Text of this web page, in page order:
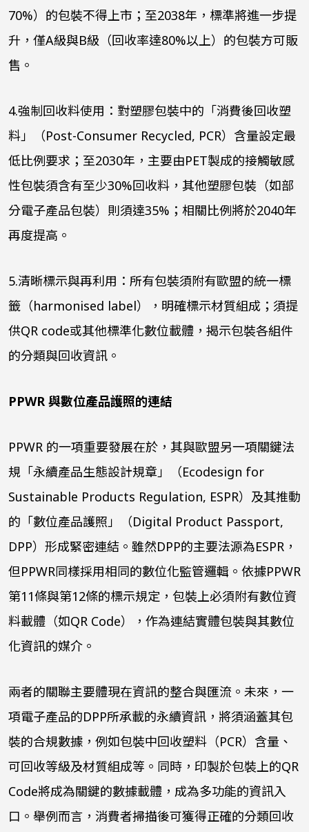
70%）的包裝不得上市；至2038年，標準將進一步提
升，僅A級與B級（回收率達80%以上）的包裝方可販
售。
4.強制回收料使用：對塑膠包裝中的「消費後回收塑
料」（Post-Consumer Recycled, PCR）含量設定最
低比例要求；至2030年，主要由PET製成的接觸敏感
性包裝須含有至少30%回收料，其他塑膠包裝（如部
分電子產品包裝）則須達35% ；相關比例將於2040年
再度提高。
5.清晰標示與再利用：所有包裝須附有歐盟的統一標
籤（harmonised label），明確標示材質組成；須提
供QR code或其他標準化數位載體，揭示包裝各組件
的分類與回收資訊。
PPWR 與數位產品護照的連結
PPWR 的一項重要發展在於，其與歐盟另一項關鍵法
規「永續產品生態設計規章」（Ecodesign for
Sustainable Products Regulation, ESPR）及其推動
的「數位產品護照」（Digital Product Passport,
DPP）形成緊密連結。雖然DPP的主要法源為ESPR ，
但PPWR同樣採用相同的數位化監管邏輯。依據PPWR
第11條與第12條的標示規定，包裝上必須附有數位資
料載體（如QR Code），作為連結實體包裝與其數位
化資訊的媒介。
兩者的關聯主要體現在資訊的整合與匯流。未來，一
項電子產品的DPP所承載的永續資訊，將須涵蓋其包
裝的合規數據，例如包裝中回收塑料（PCR）含量、
可回收等級及材質組成等。同時，印製於包裝上的QR
Code將成為關鍵的數據載體，成為多功能的資訊入
口。舉例而言，消費者掃描後可獲得正確的分類回收